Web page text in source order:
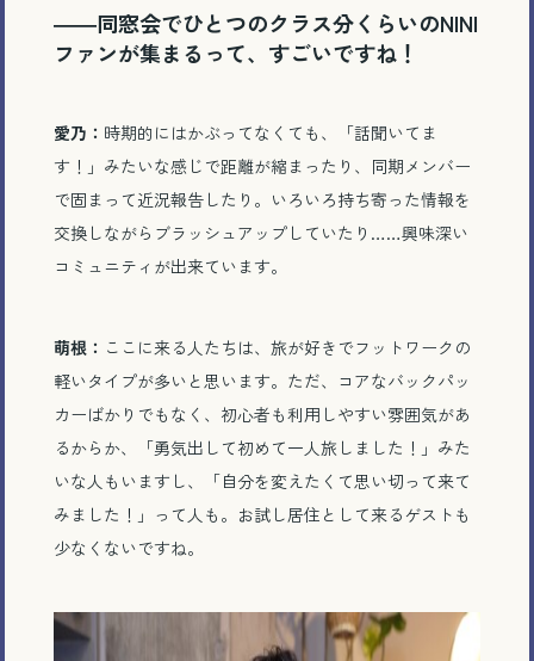
――同窓会でひとつのクラス分くらいのNINI
ファンが集まるって、すごいですね！
愛乃： 時期的にはかぶってなくても、「話聞いてま
す！」みたいな感じで距離が縮まったり、同期メンバー
で固まって近況報告したり。いろいろ持ち寄った情報を
交換しながらブラッシュアップしていたり……興味深い
コミュニティが出来ています。
萌根： ここに来る人たちは、旅が好きでフットワークの
軽いタイプが多いと思います。ただ、コアなバックパッ
カーばかりでもなく、初心者も利用しやすい雰囲気があ
るからか、「勇気出して初めて一人旅しました！」みた
いな人もいますし、「自分を変えたくて思い切って来て
みました！」って人も。お試し居住として来るゲストも
少なくないですね。